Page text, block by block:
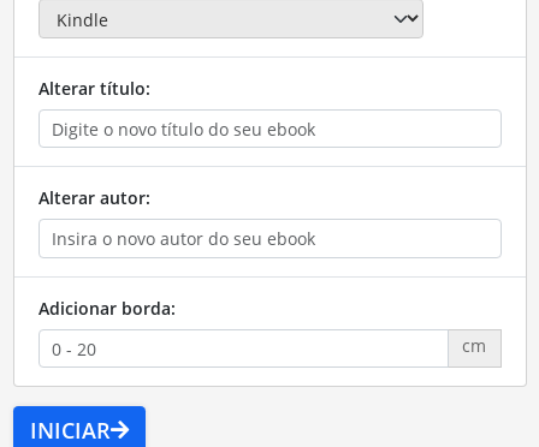
Alterar título:
Alterar autor:
Adicionar borda:
cm
INICIAR